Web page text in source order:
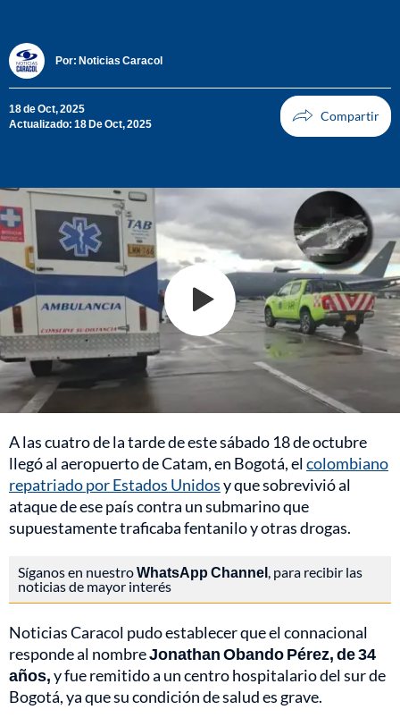
Por: Noticias Caracol
18 de Oct, 2025
Actualizado: 18 De Oct, 2025
A las cuatro de la tarde de este sábado 18 de octubre
llegó al aeropuerto de Catam, en Bogotá, elcolombiano
repatriado por Estados Unidosy que sobrevivió al
ataque de ese país contra un submarino que
supuestamente traficaba fentanilo y otras drogas.
Síganos en nuestroWhatsApp Channel , para recibir las
noticias de mayor interés
Noticias Caracol pudo establecer que el connacional
responde al nombreJonathan Obando Pérez, de 34
años,y fue remitido a un centro hospitalario del sur de
Bogotá, ya que su condición de salud es grave.